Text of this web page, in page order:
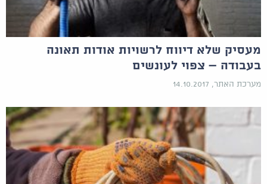
מעסיק שלא דיווח לרשויות אודות תאונה
בעבודה – צפוי לעונשים
מערכת האתר, 14.10.2017